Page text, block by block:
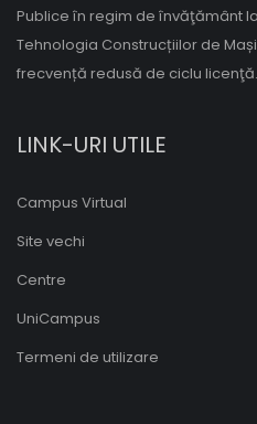
Publice în regim de învăţământ
Tehnologia Construcțiilor de
frecvență redusă de ciclu licenţă.
LINK-URI UTILE
Campus Virtual
Site vechi
Centre
UniCampus
Termeni de utilizare